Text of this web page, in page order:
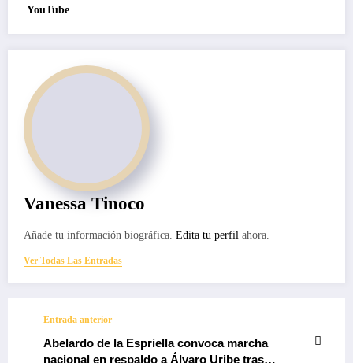
YouTube
Vanessa Tinoco
Añade tu información biográfica. Edita tu perfil ahora.
Ver Todas Las Entradas
Entrada anterior
Abelardo de la Espriella convoca marcha
nacional en respaldo a Álvaro Uribe tras